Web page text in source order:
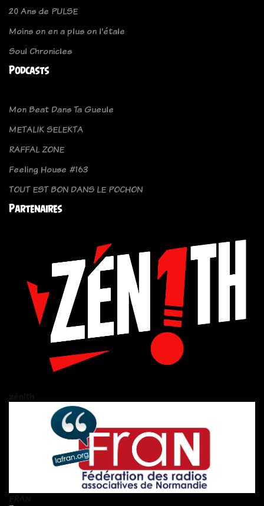
20 Ans de PULSE
Moins on en a plus on l'étale
Soul Chronicles
Podcasts
Mon Beat Dans Ta Gueule
METALIK SELEKTA
RAFFAL ZONE
Feeling House #163
TOUT EST BON DANS LE POCHON
Partenaires